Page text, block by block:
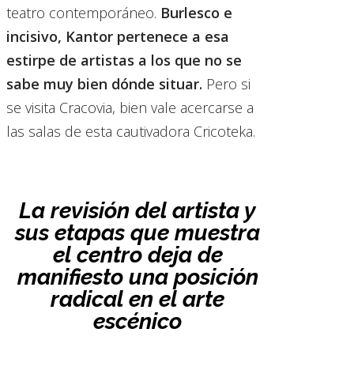
teatro contemporáneo. Burlesco e
incisivo, Kantor pertenece a esa
estirpe de artistas a los que no se
sabe muy bien dónde situar. Pero si
se visita Cracovia, bien vale acercarse a
las salas de esta cautivadora Cricoteka.
La revisión del artista y
sus etapas que muestra
el centro deja de
manifiesto una posición
radical en el arte
escénico